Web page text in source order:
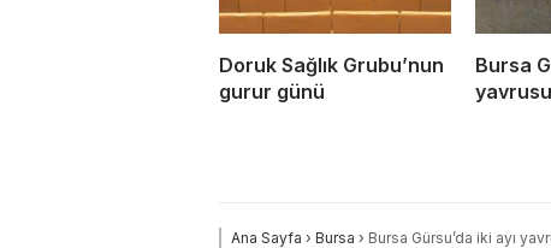
Doruk Sağlık Grubu’nun
gurur günü
Bursa
Ana Sayfa › Bursa › Bursa Gürsu’da iki ayı